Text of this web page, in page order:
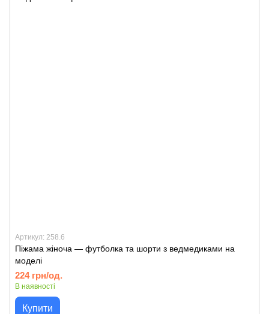
Артикул: 258.6
Піжама жіноча — футболка та шорти з ведмедиками на
моделі
224 грн/од.
В наявності
Купити